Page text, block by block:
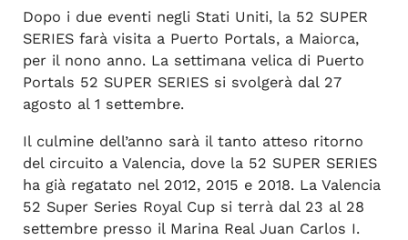
Dopo i due eventi negli Stati Uniti, la 52 SUPER
SERIES farà visita a Puerto Portals, a Maiorca,
per il nono anno. La settimana velica di Puerto
Portals 52 SUPER SERIES si svolgerà dal 27
agosto al 1 settembre.
Il culmine dell’anno sarà il tanto atteso ritorno
del circuito a Valencia, dove la 52 SUPER SERIES
ha già regatato nel 2012, 2015 e 2018. La Valencia
52 Super Series Royal Cup si terrà dal 23 al 28
settembre presso il Marina Real Juan Carlos I.